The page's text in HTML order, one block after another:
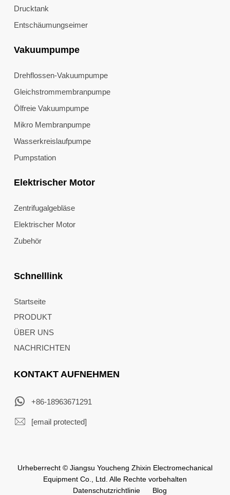
Drucktank
Entschäumungseimer
Vakuumpumpe
Drehflossen-Vakuumpumpe
Gleichstrommembranpumpe
Ölfreie Vakuumpumpe
Mikro Membranpumpe
Wasserkreislaufpumpe
Pumpstation
Elektrischer Motor
Zentrifugalgebläse
Elektrischer Motor
Zubehör
Schnelllink
Startseite
PRODUKT
ÜBER UNS
NACHRICHTEN
KONTAKT AUFNEHMEN
+86-18963671291
[email protected]
Urheberrecht © Jiangsu Youcheng Zhixin Electromechanical
Equipment Co., Ltd. Alle Rechte vorbehalten
Datenschutzrichtlinie
Blog